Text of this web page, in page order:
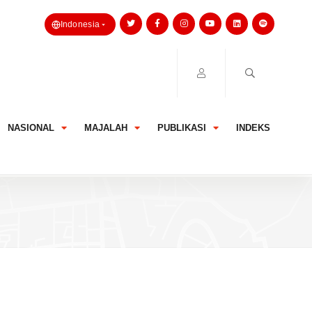
Indonesia
NASIONAL MAJALAH PUBLIKASI INDEKS